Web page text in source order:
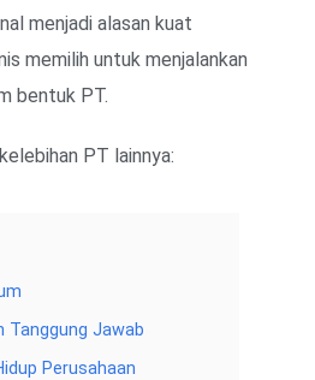
menjadi alasan kuat
memilih untuk menjalankan
bentuk PT.
PT lainnya:
Tanggung Jawab
Perusahaan